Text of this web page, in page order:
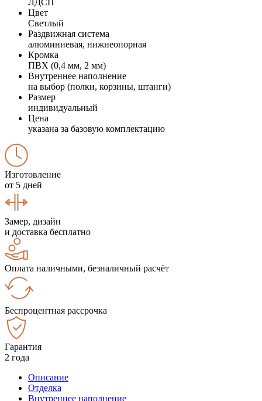
Цвет
Светлый
Раздвижная система
алюминиевая, нижнеопорная
Кромка
ПВХ (0,4 мм, 2 мм)
Внутреннее наполнение
на выбор (полки, корзины, штанги)
Размер
индивидуальный
Цена
указана за базовую комплектацию
Изготовление
от 5 дней
Замер, дизайн
и доставка бесплатно
Оплата наличными, безналичный расчёт
Беспроцентная рассрочка
Гарантия
2 года
Описание
Отделка
Внутреннее наполнение